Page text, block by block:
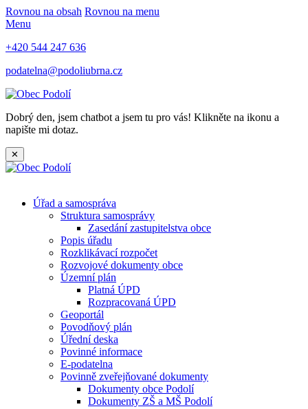
Rovnou na obsah Rovnou na menu
Menu
+420 544 247 636
podatelna@podoliubrna.cz
Dobrý den, jsem chatbot a jsem tu pro vás! Klikněte na ikonu a
napište mi dotaz.
✕
Úřad a samospráva
Struktura samosprávy
Zasedání zastupitelstva obce
Popis úřadu
Rozklikávací rozpočet
Rozvojové dokumenty obce
Územní plán
Platná ÚPD
Rozpracovaná ÚPD
Geoportál
Povodňový plán
Úřední deska
Povinné informace
E-podatelna
Povinně zveřejňované dokumenty
Dokumenty obce Podolí
Dokumenty ZŠ a MŠ Podolí